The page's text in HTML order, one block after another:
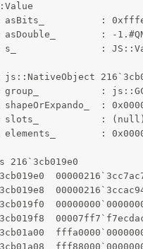
asBits_          :
asDouble_        : -
s_               :
group_           :
shapeOrExpando_  :
slots_           :
elements_        :
216`3cb019e0